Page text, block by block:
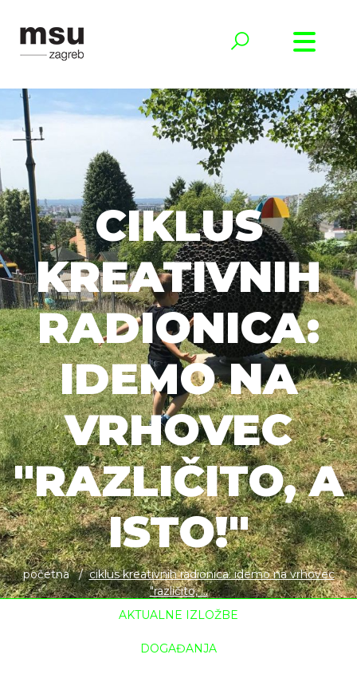
CIKLUS
KREATIVNIH
RADIONICA:
IDEMO NA
VRHOVEC
"RAZLIČITO, A
ISTO!"
početna
ciklus kreativnih radionica: idemo na vrhovec
"različito, ...
AKTUALNE IZLOŽBE
DOGAĐANJA